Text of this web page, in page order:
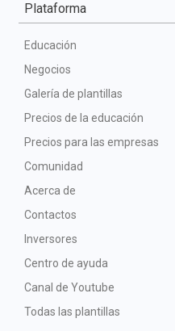
Plataforma
Educación
Negocios
Galería de plantillas
Precios de la educación
Precios para las empresas
Comunidad
Acerca de
Contactos
Inversores
Centro de ayuda
Canal de Youtube
Todas las plantillas